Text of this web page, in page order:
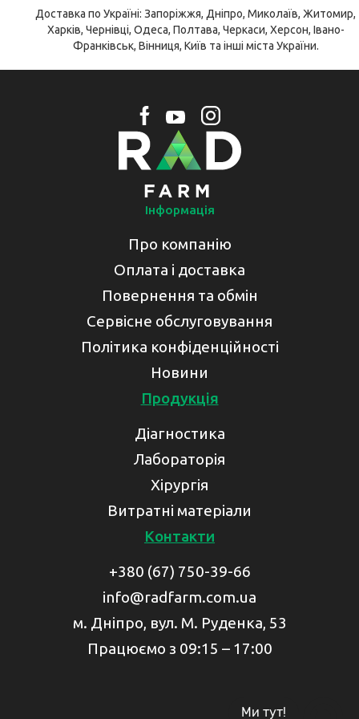
Доставка по Україні: Запоріжжя, Дніпро, Миколаїв, Житомир,
Харків, Чернівці, Одеса, Полтава, Черкаси, Херсон, Івано-
Франківськ, Вінниця, Київ та інші міста України.
Інформація
Про компанію
Оплата і доставка
Повернення та обмін
Сервісне обслуговування
Політика конфіденційності
Новини
Продукція
Діагностика
Лабораторія
Хірургія
Витратні матеріали
Контакти
+380 (67) 750-39-66
info@radfarm.com.ua
м. Дніпро, вул. М. Руденка, 53
Працюємо з 09:15 – 17:00
Ми тут!